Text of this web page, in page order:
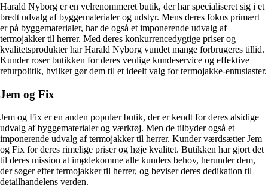
Harald Nyborg er en velrenommeret butik, der har specialiseret sig i et
bredt udvalg af byggematerialer og udstyr. Mens deres fokus primært
er på byggematerialer, har de også et imponerende udvalg af
termojakker til herrer. Med deres konkurrencedygtige priser og
kvalitetsprodukter har Harald Nyborg vundet mange forbrugeres tillid.
Kunder roser butikken for deres venlige kundeservice og effektive
returpolitik, hvilket gør dem til et ideelt valg for termojakke-entusiaster.
Jem og Fix
Jem og Fix er en anden populær butik, der er kendt for deres alsidige
udvalg af byggematerialer og værktøj. Men de tilbyder også et
imponerende udvalg af termojakker til herrer. Kunder værdsætter Jem
og Fix for deres rimelige priser og høje kvalitet. Butikken har gjort det
til deres mission at imødekomme alle kunders behov, herunder dem,
der søger efter termojakker til herrer, og beviser deres dedikation til
detailhandelens verden.